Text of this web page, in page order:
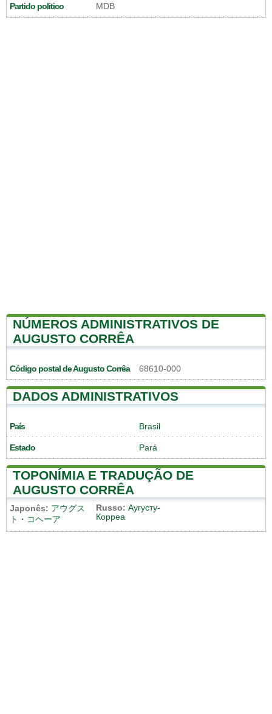
Partido politico MDB
NÚMEROS ADMINISTRATIVOS DE
AUGUSTO CORRÊA
Código postal de Augusto Corrêa 68610-000
DADOS ADMINISTRATIVOS
País Brasil
Estado Pará
TOPONÍMIA E TRADUÇÃO DE
AUGUSTO CORRÊA
Japonês: アウグス
ト・コヘーア
Russo: Аугусту-
Корреа